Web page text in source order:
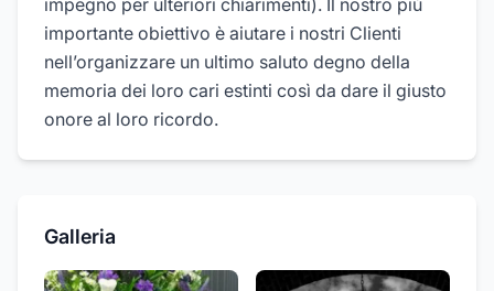
impegno per ulteriori chiarimenti). Il nostro più
importante obiettivo è aiutare i nostri Clienti
nell’organizzare un ultimo saluto degno della
memoria dei loro cari estinti così da dare il giusto
onore al loro ricordo.
Galleria